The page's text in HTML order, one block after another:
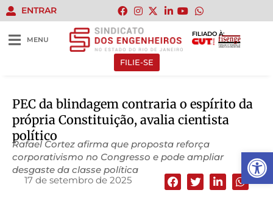
Abrir
ENTRAR
MENU
FILIADO À:
FILIE-SE
PEC da blindagem contraria o espírito da
própria Constituição, avalia cientista
político
Rafael Cortez afirma que proposta reforça
corporativismo no Congresso e pode ampliar
desgaste da classe política
17 de setembro de 2025